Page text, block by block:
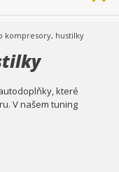
kompresory, hustilky
které
V našem tuning